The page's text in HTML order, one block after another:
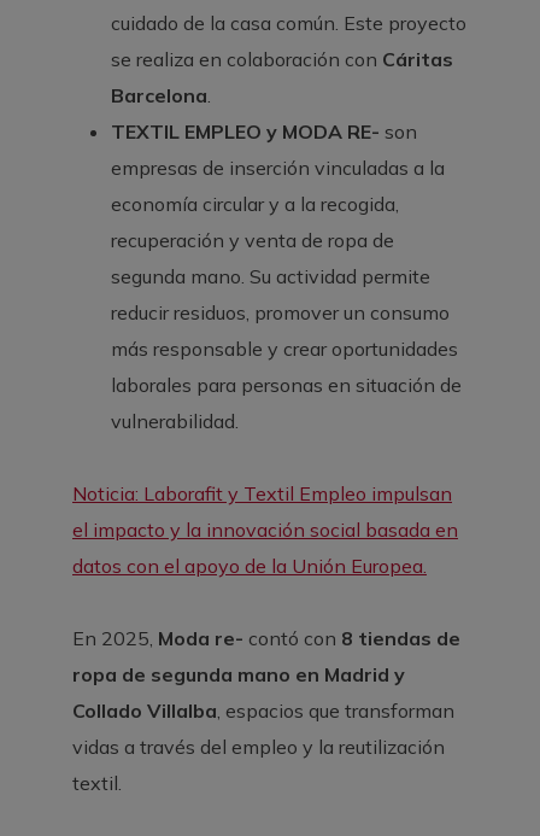
cuidado de la casa común. Este proyecto
se realiza en colaboración con Cáritas
Barcelona
TEXTIL EMPLEO y MODA RE- son
empresas de inserción vinculadas a la
economía circular y a la recogida,
recuperación y venta de ropa de
segunda mano. Su actividad permite
reducir residuos, promover un consumo
más responsable y crear oportunidades
laborales para personas en situación de
vulnerabilidad.
Noticia: Laborafit y Textil Empleo impulsan
el impacto y la innovación social basada en
datos con el apoyo de la Unión Europea.
En 2025, Moda re- contó con 8 tiendas de
ropa de segunda mano en Madrid y
Collado Villalba , espacios que transforman
vidas a través del empleo y la reutilización
textil.